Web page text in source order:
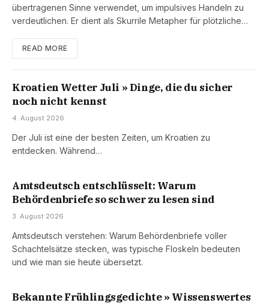
übertragenen Sinne verwendet, um impulsives Handeln zu
verdeutlichen. Er dient als Skurrile Metapher für plötzliche…
READ MORE
Kroatien Wetter Juli » Dinge, die du sicher
noch nicht kennst
4. August 2026
Der Juli ist eine der besten Zeiten, um Kroatien zu
entdecken. Während…
Amtsdeutsch entschlüsselt: Warum
Behördenbriefe so schwer zu lesen sind
3. August 2026
Amtsdeutsch verstehen: Warum Behördenbriefe voller
Schachtelsätze stecken, was typische Floskeln bedeuten
und wie man sie heute übersetzt.
Bekannte Frühlingsgedichte » Wissenswertes